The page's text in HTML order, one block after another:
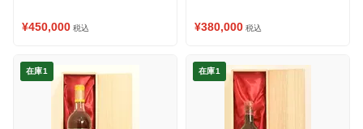
¥450,000 税込 ¥380,000 税込
在庫1 在庫1